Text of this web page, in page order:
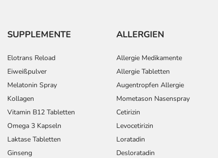
SUPPLEMENTE
Elotrans Reload
Eiweißpulver
Melatonin Spray
Kollagen
Vitamin B12 Tabletten
Omega 3 Kapseln
Laktase Tabletten
Ginseng
ALLERGIEN
Allergie Medikamente
Allergie Tabletten
Augentropfen Allergie
Mometason Nasenspray
Cetirizin
Levocetirizin
Loratadin
Desloratadin